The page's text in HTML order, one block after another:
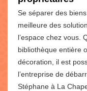
Se séparer des
meilleure des
l’espace chez vous.
bibliothèque entière
décoration, il est
l’entreprise de
Stéphane à La